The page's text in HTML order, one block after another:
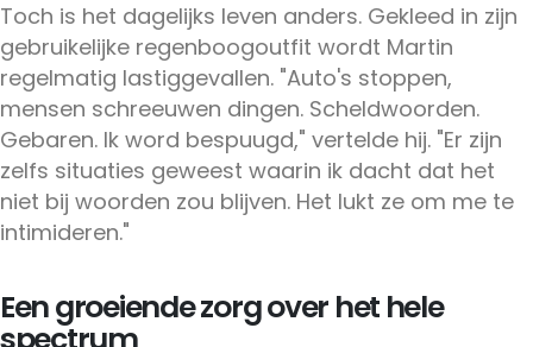
Toch is het dagelijks leven anders. Gekleed in zijn
gebruikelijke regenboogoutfit wordt Martin
regelmatig lastiggevallen. "Auto's stoppen,
mensen schreeuwen dingen. Scheldwoorden.
Gebaren. Ik word bespuugd," vertelde hij. "Er zijn
zelfs situaties geweest waarin ik dacht dat het
niet bij woorden zou blijven. Het lukt ze om me te
intimideren."
Een groeiende zorg over het hele